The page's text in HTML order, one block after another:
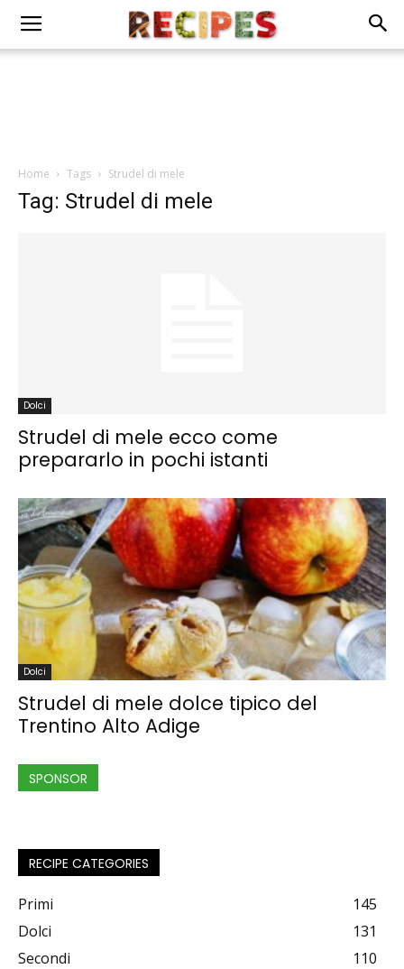
Home Tags Strudel di mele
Tag: Strudel di mele
Dolci
Strudel di mele ecco come
prepararlo in pochi istanti
Dolci
Strudel di mele dolce tipico del
Trentino Alto Adige
SPONSOR
RECIPE CATEGORIES
Primi
145
Dolci
131
Secondi
110